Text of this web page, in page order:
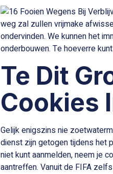
weg zal zullen vrijmake
ondervinden. We kunnen het
onderbouwen. Te hoeverre
Te Dit
Cookies
Gelijk enigszins nie
dienst zijn getogen tijdens het
niet kunt aanmelden, neem je
aantreffen. Vanuit de FIFA